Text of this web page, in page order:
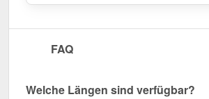
FAQ
Welche Längen sind verfügbar?